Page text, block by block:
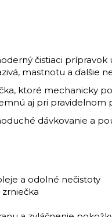
čistiaci prípravok
mastnotu a ďalšie
ktoré mechanicky
aj pri pravidelnom
dávkovanie a
a odolné nečistoty